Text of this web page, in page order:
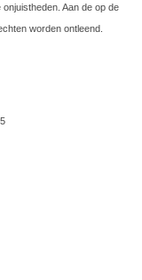
Aan de op de
worden ontleend.